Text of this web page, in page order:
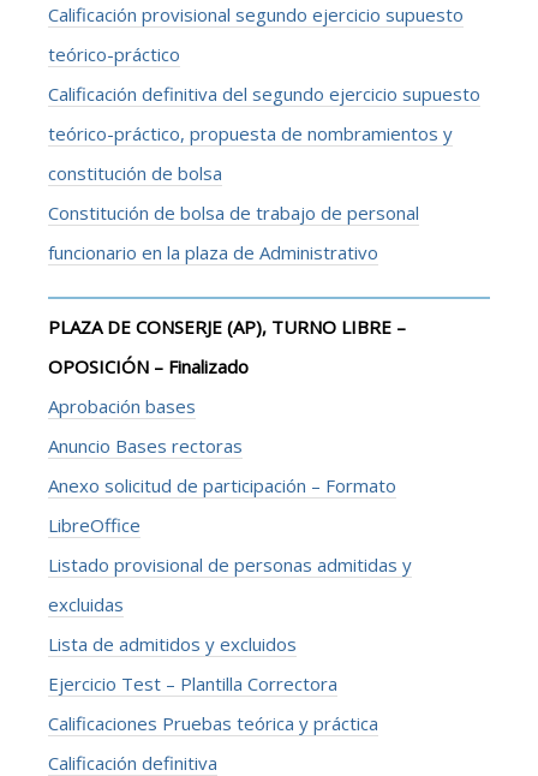
Calificación provisional segundo ejercicio supuesto
teórico-práctico
Calificación definitiva del segundo ejercicio supuesto
teórico-práctico, propuesta de nombramientos y
constitución de bolsa
Constitución de bolsa de trabajo de personal
funcionario en la plaza de Administrativo
PLAZA DE CONSERJE (AP), TURNO LIBRE –
OPOSICIÓN – Finalizado
Aprobación bases
Anuncio Bases rectoras
Anexo solicitud de participación – Formato
LibreOffice
Listado provisional de personas admitidas y
excluidas
Lista de admitidos y excluidos
Ejercicio Test – Plantilla Correctora
Calificaciones Pruebas teórica y práctica
Calificación definitiva